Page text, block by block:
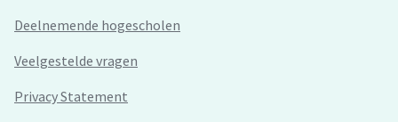
Deelnemende hogescholen
Veelgestelde vragen
Privacy Statement